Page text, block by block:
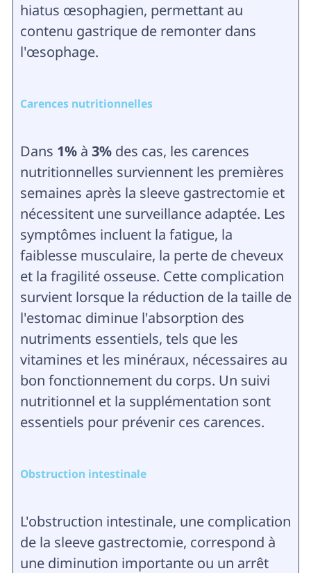
hiatus œsophagien, permettant au
contenu gastrique de remonter dans
l'œsophage.
Carences nutritionnelles
Dans 1% à 3%des cas, les carences
nutritionnelles surviennent les premières
semaines après la sleeve gastrectomie et
nécessitent une surveillance adaptée. Les
symptômes incluent la fatigue, la
faiblesse musculaire, la perte de cheveux
et la fragilité osseuse. Cette complication
survient lorsque la réduction de la taille de
l'estomac diminue l'absorption des
nutriments essentiels, tels que les
vitamines et les minéraux, nécessaires au
bon fonctionnement du corps. Un suivi
nutritionnel et la supplémentation sont
essentiels pour prévenir ces carences.
Obstruction intestinale
L'obstruction intestinale, une complication
de la sleeve gastrectomie, correspond à
une diminution importante ou un arrêt